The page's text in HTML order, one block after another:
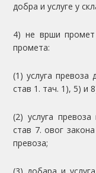
добра и услуге у
4) не врши
промета:
(1) услуга превоза
став 1. тач. 1), 5) и
(2) услуга
став 7. овог
превоза;